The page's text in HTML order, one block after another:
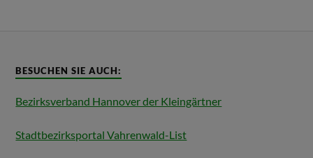
BESUCHEN SIE AUCH:
Bezirksverband Hannover der Kleingärtner
Stadtbezirksportal Vahrenwald-List